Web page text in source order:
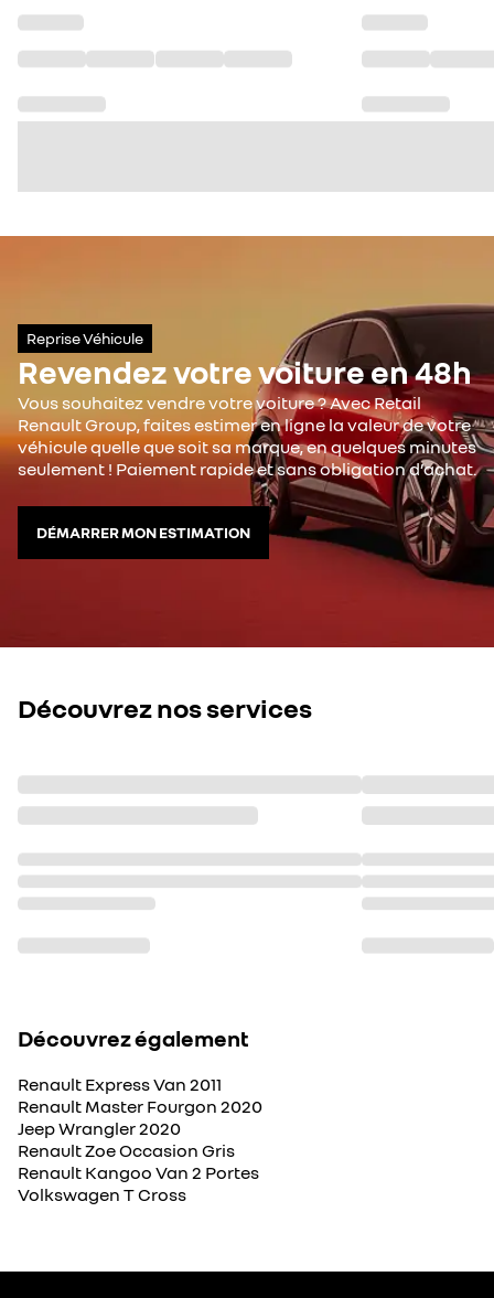
Reprise Véhicule
Revendez votre voiture en 48h
Vous souhaitez vendre votre voiture ? Avec Retail
Renault Group, faites estimer en ligne la valeur de votre
véhicule quelle que soit sa marque, en quelques minutes
seulement ! Paiement rapide et sans obligation d’achat.
DÉMARRER MON ESTIMATION
Découvrez nos services
Découvrez également
Renault Express Van 2011
Renault Master Fourgon 2020
Jeep Wrangler 2020
Renault Zoe Occasion Gris
Renault Kangoo Van 2 Portes
Volkswagen T Cross